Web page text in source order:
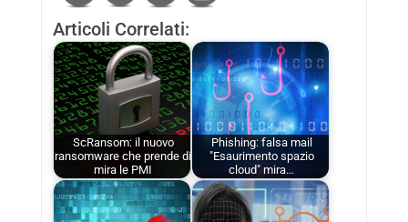
Articoli Correlati:
ScRansom: il nuovo
ransomware che prende di
mira le PMI
Phishing: falsa mail
"Esaurimento spazio
cloud" mira…